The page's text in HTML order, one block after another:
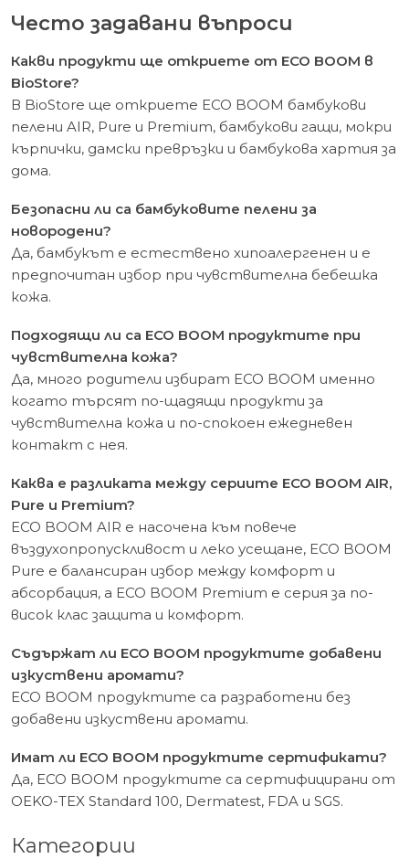
Често задавани въпроси
Какви продукти ще откриете от ECO BOOM в
BioStore?
В BioStore ще откриете ECO BOOM бамбукови
пелени AIR, Pure и Premium, бамбукови гащи, мокри
кърпички, дамски превръзки и бамбукова хартия за
дома.
Безопасни ли са бамбуковите пелени за
новородени?
Да, бамбукът е естествено хипоалергенен и е
предпочитан избор при чувствителна бебешка
кожа.
Подходящи ли са ECO BOOM продуктите при
чувствителна кожа?
Да, много родители избират ECO BOOM именно
когато търсят по-щадящи продукти за
чувствителна кожа и по-спокоен ежедневен
контакт с нея.
Каква е разликата между сериите ECO BOOM AIR,
Pure и Premium?
ECO BOOM AIR е насочена към повече
въздухопропускливост и леко усещане, ECO BOOM
Pure е балансиран избор между комфорт и
абсорбация, а ECO BOOM Premium е серия за по-
висок клас защита и комфорт.
Съдържат ли ECO BOOM продуктите добавени
изкуствени аромати?
ECO BOOM продуктите са разработени без
добавени изкуствени аромати.
Имат ли ECO BOOM продуктите сертификати?
Да, ECO BOOM продуктите са сертифицирани от
OEKO-TEX Standard 100, Dermatest, FDA и SGS.
Категории